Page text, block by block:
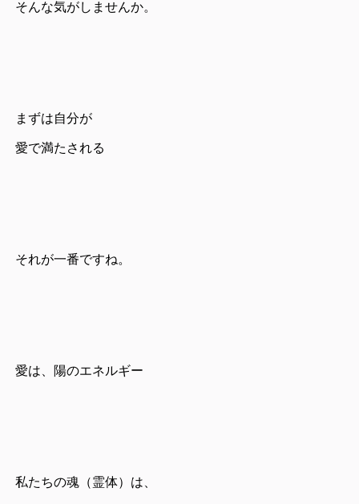
そんな気がしませんか。
まずは自分が
愛で満たされる
それが一番ですね。
愛は、陽のエネルギー
私たちの魂（霊体）は、